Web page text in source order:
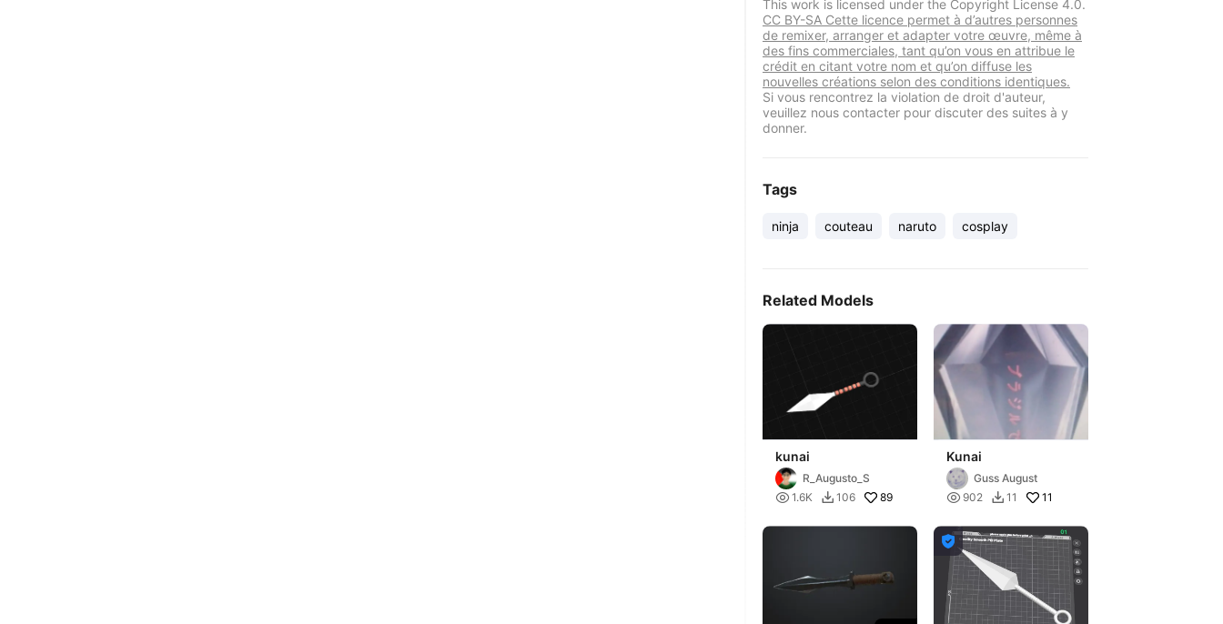
This work is licensed under the Copyright License 4.0.
CC BY-SA Cette licence permet à d’autres personnes
de remixer, arranger et adapter votre œuvre, même à
des fins commerciales, tant qu’on vous en attribue le
crédit en citant votre nom et qu’on diffuse les
nouvelles créations selon des conditions identiques.
Si vous rencontrez la violation de droit d'auteur,
veuillez nous contacter pour discuter des suites à y
donner.
Tags
ninja couteau naruto cosplay
Related Models
kunai
R_Augusto_S
 1.6K  106 89
Kunai
Guss August
 902  11 11
